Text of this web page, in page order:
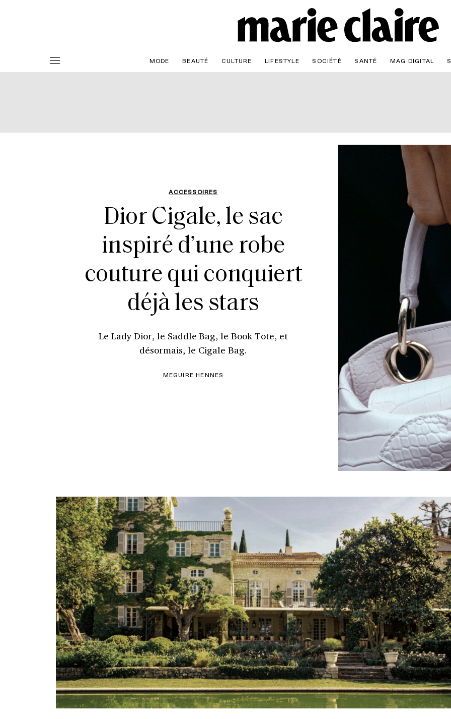
MODE BEAUTÉ CULTURE LIFESTYLE SOCIÉTÉ SANTÉ MAG DIGITAL
ACCESSOIRES
Dior Cigale, le sac
inspiré d’une robe
couture qui conquiert
déjà les stars
Le Lady Dior, le Saddle Bag, le Book Tote, et
désormais, le Cigale Bag.
MEGUIRE HENNES